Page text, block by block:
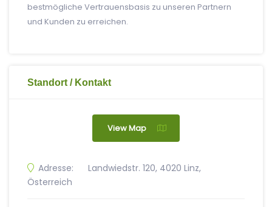
bestmögliche Vertrauensbasis zu unseren Partnern
und Kunden zu erreichen.
Standort / Kontakt
View Map
Adresse:
Landwiedstr. 120, 4020 Linz,
Österreich